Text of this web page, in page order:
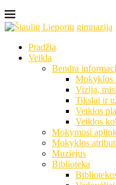
Pradžia
Veikla
Bendra
Mokyklos
Vizija,
Tikslai ir
Veiklos
Veiklos
Mokymosi
Mokyklos
Muziejus
Biblioteka